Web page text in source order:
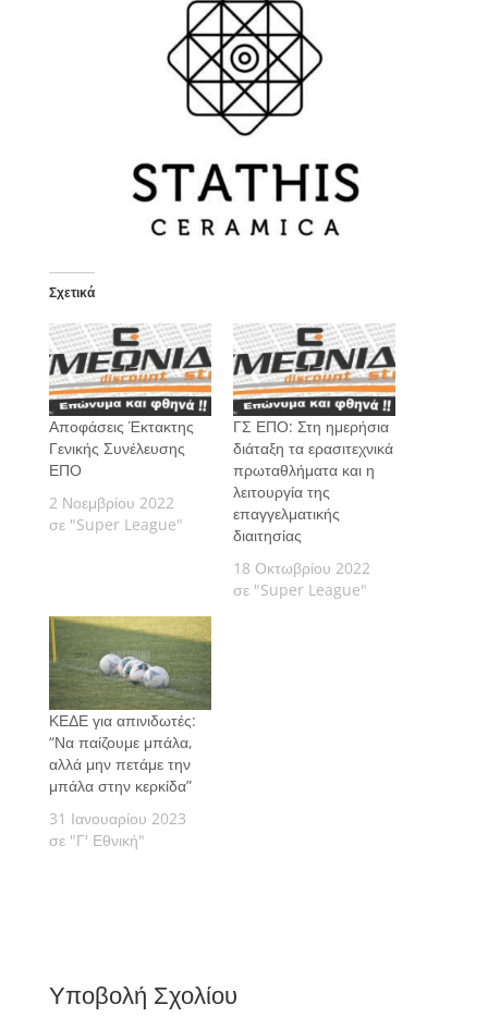
Σχετικά
Αποφάσεις Έκτακτης
Γενικής Συνέλευσης
ΕΠΟ
2 Νοεμβρίου 2022
σε "Super League"
ΓΣ ΕΠΟ: Στη ημερήσια
διάταξη τα ερασιτεχνικά
πρωταθλήματα και η
λειτουργία της
επαγγελματικής
διαιτησίας
18 Οκτωβρίου 2022
σε "Super League"
ΚΕΔΕ για απινιδωτές:
“Να παίζουμε μπάλα,
αλλά μην πετάμε την
μπάλα στην κερκίδα”
31 Ιανουαρίου 2023
σε "Γ' Εθνική"
Υποβολή Σχολίου